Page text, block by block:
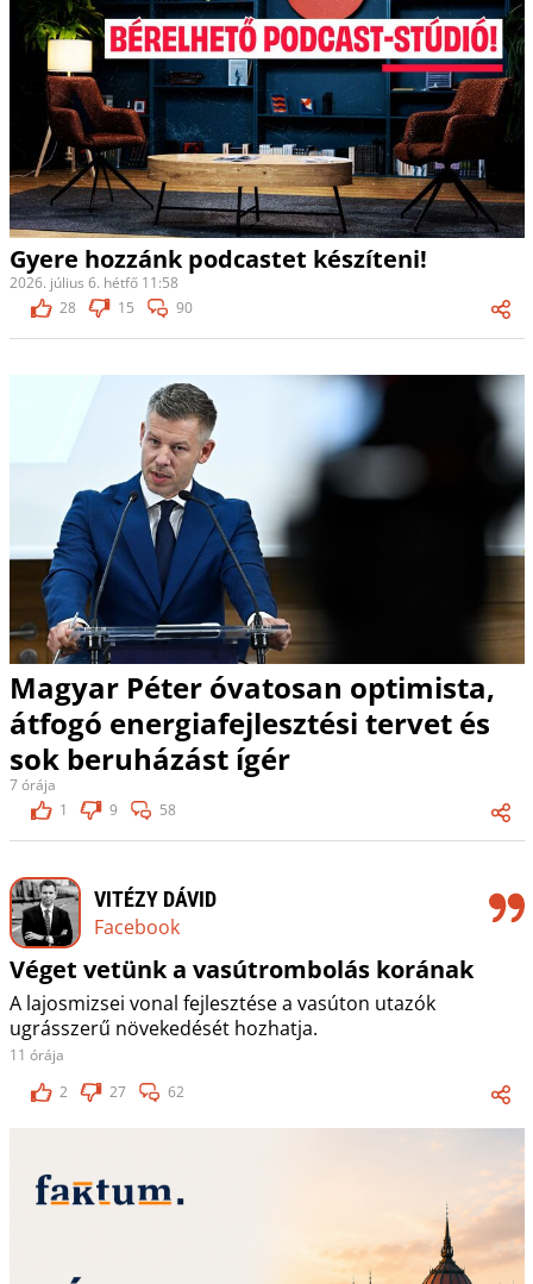
Gyere hozzánk podcastet készíteni!
2026. július 6. hétfő 11:58
28
15 90
Magyar Péter óvatosan optimista,
átfogó energiafejlesztési tervet és
sok beruházást ígér
7 órája
1
9 58
VITÉZY DÁVID
Facebook
Véget vetünk a vasútrombolás korának
A lajosmizsei vonal fejlesztése a vasúton utazók
ugrásszerű növekedését hozhatja.
11 órája
2
27 62